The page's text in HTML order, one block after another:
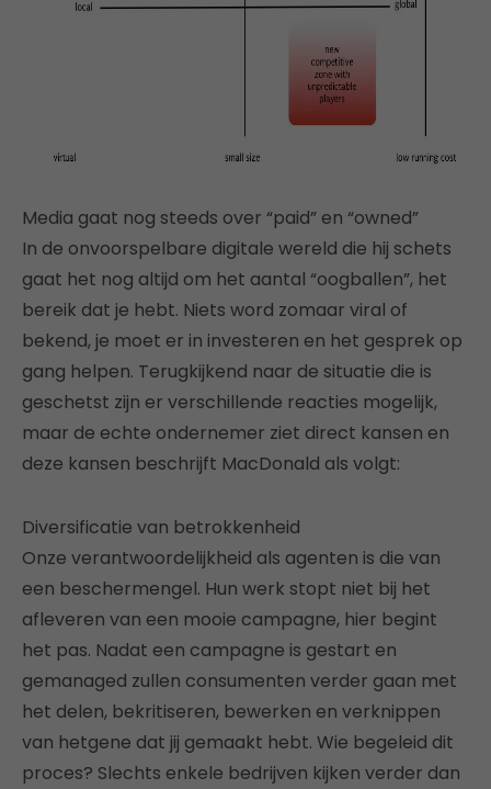
Media gaat nog steeds over “paid” en “owned”
In de onvoorspelbare digitale wereld die hij schets
gaat het nog altijd om het aantal “oogballen”, het
bereik dat je hebt. Niets word zomaar viral of
bekend, je moet er in investeren en het gesprek op
gang helpen. Terugkijkend naar de situatie die is
geschetst zijn er verschillende reacties mogelijk,
maar de echte ondernemer ziet direct kansen en
deze kansen beschrijft MacDonald als volgt:
Diversificatie van betrokkenheid
Onze verantwoordelijkheid als agenten is die van
een beschermengel. Hun werk stopt niet bij het
afleveren van een mooie campagne, hier begint
het pas. Nadat een campagne is gestart en
gemanaged zullen consumenten verder gaan met
het delen, bekritiseren, bewerken en verknippen
van hetgene dat jij gemaakt hebt. Wie begeleid dit
proces? Slechts enkele bedrijven kijken verder dan